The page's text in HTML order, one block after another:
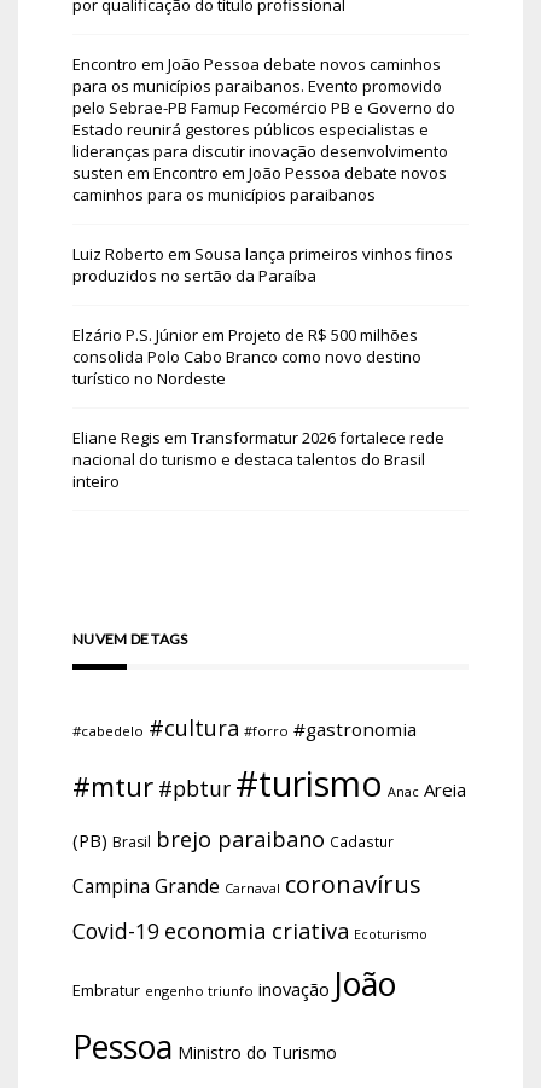
por qualificação do título profissional
Encontro em João Pessoa debate novos caminhos
para os municípios paraibanos. Evento promovido
pelo Sebrae-PB Famup Fecomércio PB e Governo do
Estado reunirá gestores públicos especialistas e
lideranças para discutir inovação desenvolvimento
susten em Encontro em João Pessoa debate novos
caminhos para os municípios paraibanos
Luiz Roberto em Sousa lança primeiros vinhos finos
produzidos no sertão da Paraíba
Elzário P.S. Júniorem Projeto de R$ 500 milhões
consolida Polo Cabo Branco como novo destino
turístico no Nordeste
Eliane Regis em Transformatur 2026 fortalece rede
nacional do turismo e destaca talentos do Brasil
inteiro
NUVEM DE TAGS
#cabedelo #cultura #forro #gastronomia
#mtur #pbtur #turismo Anac Areia
(PB) Brasil brejo paraibano Cadastur
Campina Grande Carnaval coronavírus
Covid-19 economia criativa Ecoturismo
Embratur engenho triunfo inovação João
Pessoa Ministro do Turismo